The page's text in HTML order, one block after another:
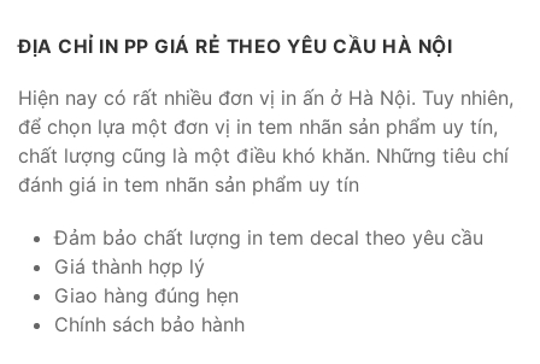
ĐỊA CHỈ IN PP GIÁ RẺ THEO YÊU CẦU HÀ NỘI
Hiện nay có rất nhiều đơn vị in ấn ở Hà Nội. Tuy nhiên,
để chọn lựa một đơn vị in tem nhãn sản phẩm uy tín,
chất lượng cũng là một điều khó khăn. Những tiêu chí
đánh giá in tem nhãn sản phẩm uy tín
Đảm bảo chất lượng in tem decal theo yêu cầu
Giá thành hợp lý
Giao hàng đúng hẹn
Chính sách bảo hành